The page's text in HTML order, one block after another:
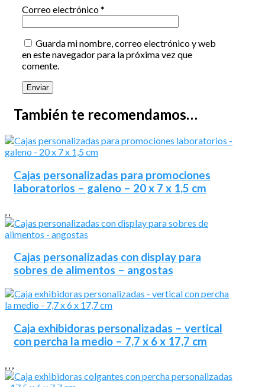
Correo electrónico*
Guarda mi nombre, correo electrónico y web
en este navegador para la próxima vez que
comente.
También te recomendamos…
Cajas personalizadas para promociones
laboratorios – galeno – 20 x 7 x 1,5 cm
Cajas personalizadas con display para
sobres de alimentos – angostas
Caja exhibidoras personalizadas – vertical
con percha la medio – 7,7 x 6 x 17,7 cm